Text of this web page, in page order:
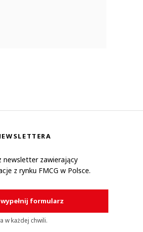
newsletter zawierający
z rynku FMCG w Polsce.
formularz
w każdej chwili.